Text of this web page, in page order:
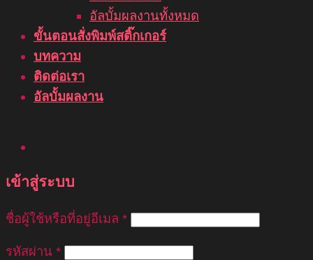
อัลบั้มผลงานทั้งหมด
ขั้นตอนสั่งพิมพ์สติ๊กเกอร์
บทความ
ติดต่อเรา
อัลบั้มผลงาน
เข้าสู่ระบบ
ชื่อผู้ใช้หรือที่อยู่อีเมล *
รหัสผ่าน *